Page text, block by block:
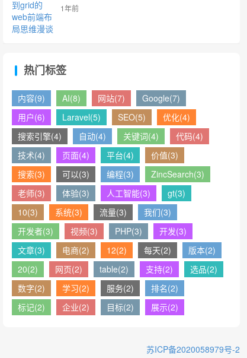
1年前
热门标签
内容(9) AI(8) 网站(7)
Google(7)
用户(6)
Laravel(5) SEO(5)
优化(4)
搜索引擎(4)
自动(4) 关键词(4)
代码(4)
技术(4)
页面(4) 平台(4)
价值(3)
搜索(3)
可以(3) 编程(3)
ZincSearch(3)
老师(3)
体验(3) 人工智能(3)
gt(3)
10(3)
系统(3) 流量(3)
我们(3)
开发者(3)
视频(3) PHP(3)
开发(3)
文章(3)
电商(2) 12(2) 每天(2)
版本(2)
20(2)
网页(2) table(2) 支持(2)
选品(2)
数字(2)
学习(2) 服务(2)
排名(2)
标记(2)
企业(2) 目标(2) 展示(2)
苏ICP备2020058979号-2